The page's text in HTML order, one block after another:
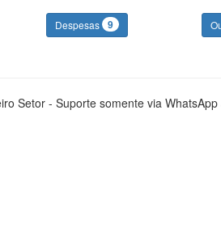
Despesas 9
Setor - Suporte somente via